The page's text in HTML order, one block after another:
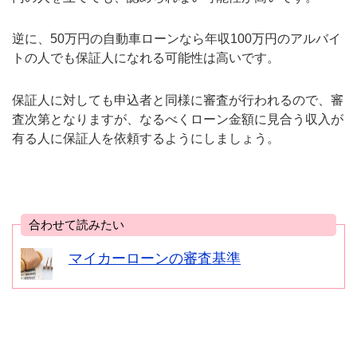
逆に、50万円の自動車ローンなら年収100万円のアルバイ
トの人でも保証人になれる可能性は高いです。
保証人に対しても申込者と同様に審査が行われるので、審
査次第となりますが、なるべくローン金額に見合う収入が
有る人に保証人を依頼するようにしましょう。
合わせて読みたい
マイカーローンの審査基準